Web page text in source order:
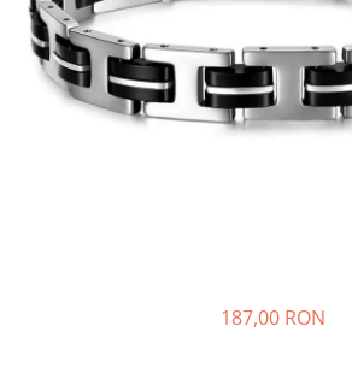
187,00 RON